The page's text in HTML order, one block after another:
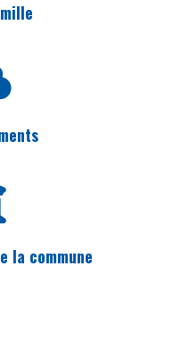
la commune